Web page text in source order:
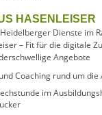
HASENLEISER
Dienste im
– Fit für die digitale
Angebote
Coaching rund um die
im